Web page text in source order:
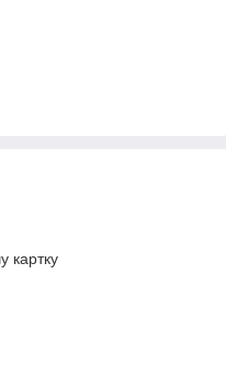
картку